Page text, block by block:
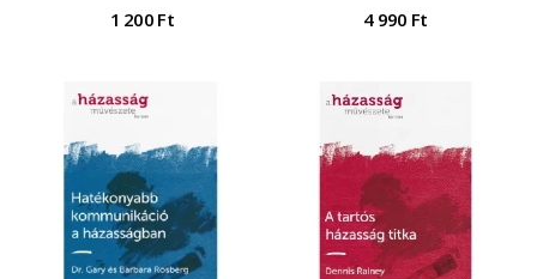
1 200 Ft
játékon keresztül a
korig
4 990 Ft